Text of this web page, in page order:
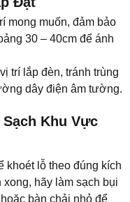
hãy làm sạch bụi
bàn chải nhỏ để
sàng cho bước tiếp
Tra Dây Điện
hoặc băng keo cách
bên đèn–
đây là chi
chắc chắn vừa
nhấn nhẹ để tai gài tự